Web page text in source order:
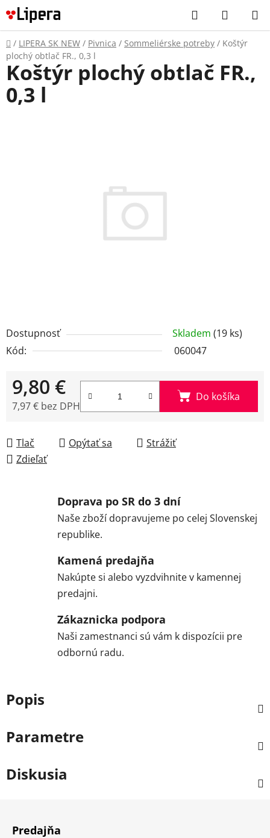
Prejsť
na
obsah
Hľadať
KOŠÍK
Domov
/ LIPERA SK NEW / Pivnica / Sommeliérske potreby / Koštýr
plochý obtlač FR., 0,3 l
Dostupnosť Skladem (19 ks)
Kód:
060047
9,80 €
7,97 € bez DPH
Do košíka
Tlač Opýtať sa
Strážiť
Zdieľať
Koštýr plochý obtlač FR.,
0,3 l
Doprava po SR do 3 dní
Naše zboží dopravujeme po celej Slovenskej
republike.
Kamená predajňa
Nakúpte si alebo vyzdvihnite v kamennej
predajni.
Zákaznicka podpora
Naši zamestnanci sú vám k dispozícii pre
odbornú radu.
Popis
Parametre
Diskusia
Predajňa